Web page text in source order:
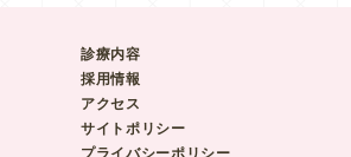
診療内容
採用情報
アクセス
サイトポリシー
プライバシーポリシー